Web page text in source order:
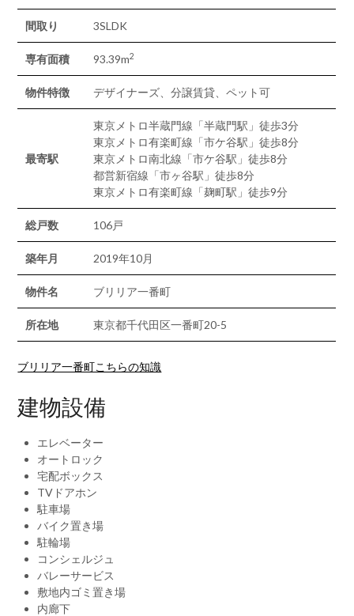
間取り 3SLDK
専有面積 93.39m2
物件特徴 デザイナーズ、分譲賃貸、ペット可
最寄駅
東京メトロ半蔵門線「半蔵門駅」徒歩3分
東京メトロ有楽町線「市ケ谷駅」徒歩8分
東京メトロ南北線「市ケ谷駅」徒歩8分
都営新宿線「市ヶ谷駅」徒歩8分
東京メトロ有楽町線「麹町駅」徒歩9分
総戸数 106戸
築年月 2019年10月
物件名 ブリリア一番町
所在地 東京都千代田区一番町20-5
ブリリア一番町こちらの知識
建物設備
エレベーター
オートロック
宅配ボックス
TVドアホン
駐車場
バイク置き場
駐輪場
コンシェルジュ
バレーサービス
敷地内ゴミ置き場
内廊下